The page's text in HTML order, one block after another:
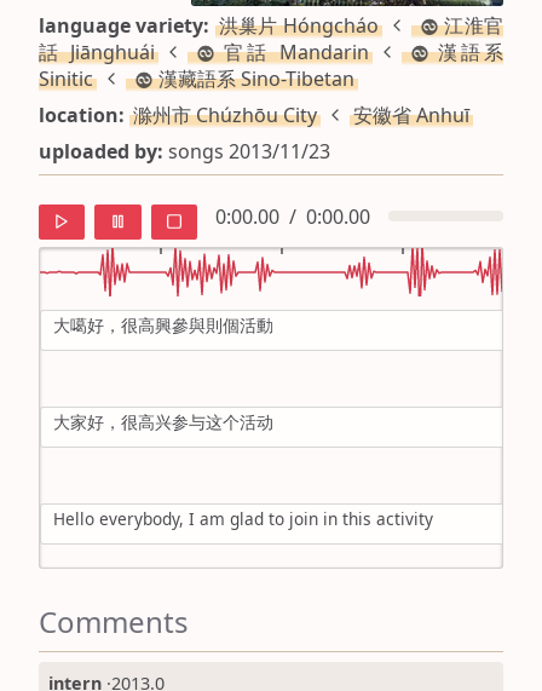
language variety: 洪巢片 Hóngcháo
江淮官
話 Jiānghuái
官話 Mandarin
漢語系
Sinitic
漢藏語系 Sino-Tibetan
location: 滁州市 Chúzhōu City
安徽省 Anhuī
uploaded by: songs 2013/11/23
0:00.00 / 0:00.00
default
mandarin
english
大噶好，很高興參與則個活動
大家好，很高兴参与这个活动
Hello everybody, I am glad to join in this activity
Comments
intern ·2013.0